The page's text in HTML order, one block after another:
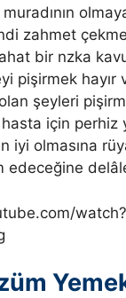
muradının
zahmet
bir nzka
pişirmek hayır
şeyleri
için perhiz
iyi olmasına
edeceğine
watch?